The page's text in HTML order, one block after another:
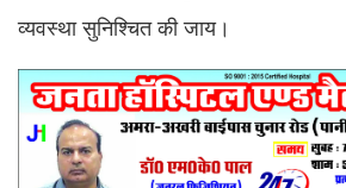
व्यवस्था सुनिश्चित की जाय।